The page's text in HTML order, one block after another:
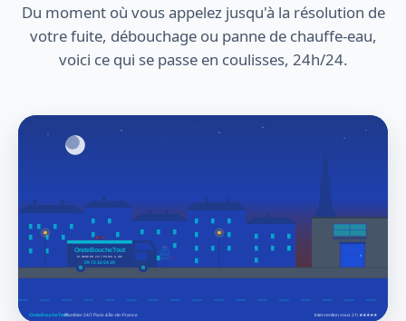
Du moment où vous appelez jusqu'à la résolution de
votre fuite, débouchage ou panne de chauffe-eau,
voici ce qui se passe en coulisses, 24h/24.